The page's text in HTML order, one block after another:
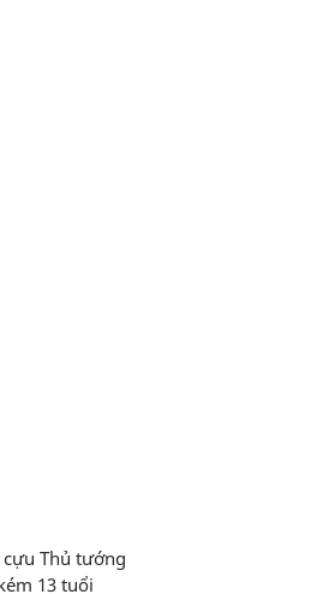
Thủ tướng
13 tuổi